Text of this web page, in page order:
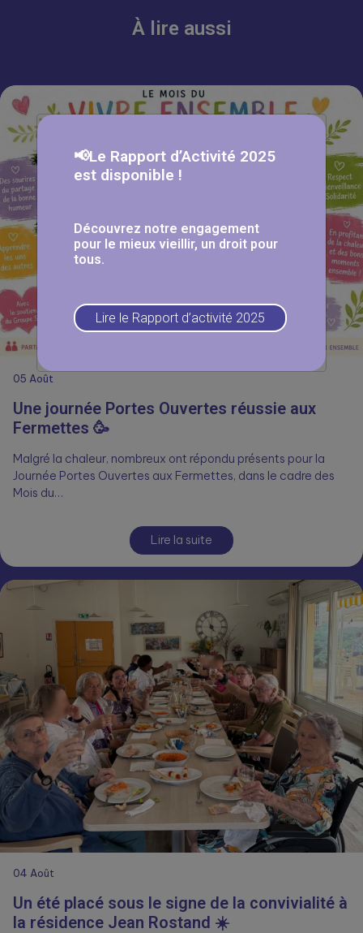
À lire aussi
05 Août
Une journée Portes Ouvertes réussie aux
Fermettes 🥳
Malgré la chaleur, nombreux ont répondu présents pour la
Journée Portes Ouvertes aux Fermettes, dans le cadre des
Mois du…
Lire la suite
04 Août
Un été placé sous le signe de la convivialité à
la résidence Jean Rostand ☀️
📢Le Rapport d’Activité 2025
est disponible !
Découvrez notre engagement
pour le mieux vieillir, un droit pour
tous.
Lire le Rapport d’activité 2025